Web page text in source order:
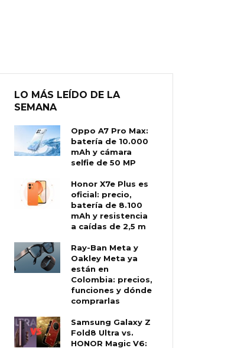
LO MÁS LEÍDO DE LA
SEMANA
Oppo A7 Pro Max:
batería de 10.000
mAh y cámara
selfie de 50 MP
Honor X7e Plus es
oficial: precio,
batería de 8.100
mAh y resistencia
a caídas de 2,5 m
Ray-Ban Meta y
Oakley Meta ya
están en
Colombia: precios,
funciones y dónde
comprarlas
Samsung Galaxy Z
Fold8 Ultra vs.
HONOR Magic V6: